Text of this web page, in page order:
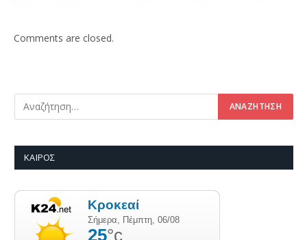
Comments are closed.
ΚΑΙΡΌΣ